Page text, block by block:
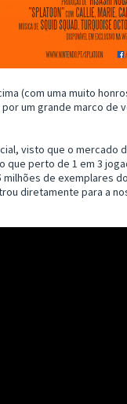
(com uma muito
um grande marco de
visto que o mercado
que perto de 1 em 3
de exemplares
diretamente para a